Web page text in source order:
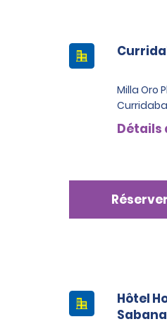
Milla Oro
Détails
Hôtel
Sabana